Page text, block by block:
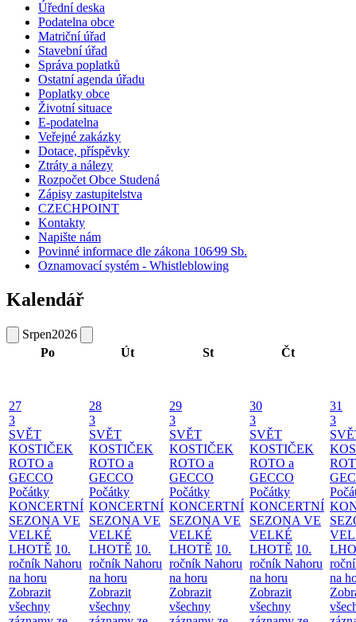
Úřední deska
Podatelna obce
Matriční úřad
Stavební úřad
Správa poplatků
Ostatní agenda úřadu
Poplatky obce
Životní situace
E-podatelna
Veřejné zakázky
Dotace, příspěvky
Ztráty a nálezy
Rozpočet Obce Studená
Zápisy zastupitelstva
CZECHPOINT
Kontakty
Napište nám
Povinné informace dle zákona 106⁄99 Sb.
Oznamovací systém - Whistleblowing
Kalendář
Srpen2026
Po
Út St Čt
27
3
SVĚT
KOSTIČEK
ROTO a
GECCO
Počátky
KONCERTNÍ
SEZONA VE
VELKÉ
LHOTĚ 10.
ročník Nahoru
na horu
Zobrazit
všechny
28
3
SVĚT
KOSTIČEK
ROTO a
GECCO
Počátky
KONCERTNÍ
SEZONA VE
VELKÉ
LHOTĚ 10.
ročník Nahoru
na horu
Zobrazit
všechny
29
3
SVĚT
KOSTIČEK
ROTO a
GECCO
Počátky
KONCERTNÍ
SEZONA VE
VELKÉ
LHOTĚ 10.
ročník Nahoru
na horu
Zobrazit
všechny
30
3
SVĚT
KOSTIČEK
ROTO a
GECCO
Počátky
KONCERTNÍ
SEZONA VE
VELKÉ
LHOTĚ 10.
ročník Nahoru
na horu
Zobrazit
všechny
31
3
na